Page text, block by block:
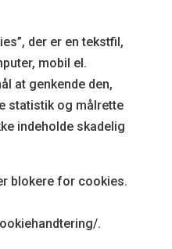
der er en tekstfil,
mobil el.
at genkende den,
statistik og målrette
indeholde skadelig
blokere for cookies.
.